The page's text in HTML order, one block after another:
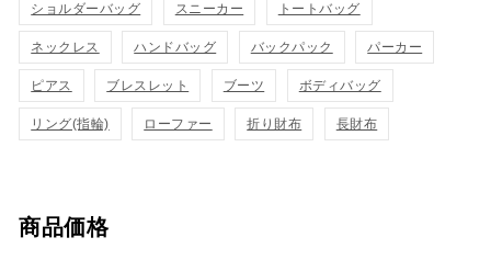
ショルダーバッグ スニーカー トートバッグ
ネックレス ハンドバッグ バックパック パーカー
ピアス ブレスレット ブーツ ボディバッグ
リング(指輪) ローファー 折り財布 長財布
商品価格